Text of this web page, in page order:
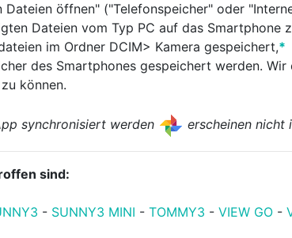
öffnen" ("Telefonspeicher" oder
Dateien vom Typ PC auf das
im Ordner DCIM> Kamera gespeichert,*
des Smartphones gespeichert werden.
können.
synchronisiert werden erscheinen nicht
sind:
- SUNNY3 MINI -TOMMY3 -VIEW GO -